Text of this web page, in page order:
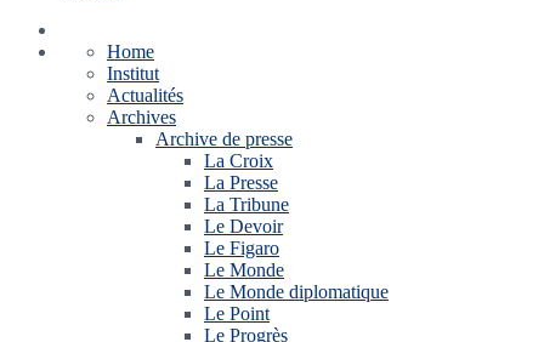
Home
Institut
Actualités
Archives
Archive de presse
La Croix
La Presse
La Tribune
Le Devoir
Le Figaro
Le Monde
Le Monde diplomatique
Le Point
Le Progrès